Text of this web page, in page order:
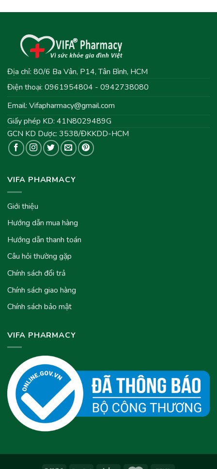
Địa chỉ: 80/6 Ba Vân, P14, Tân Bình, HCM
Điện thoại: 0961954804 - 0942738080
Email: Vifapharmacy@gmail.com
Giấy phép KD: 41N8029489G
GCN KD Dược: 3538/ĐKKDD-HCM
VIFA PHARMACY
Giới thiệu
Hướng dẫn mua hàng
Hướng dẫn thanh toán
Câu hỏi thường gặp
Chính sách đổi trả
Chính sách giao hàng
Chính sách bảo mật
VIFA PHARMACY